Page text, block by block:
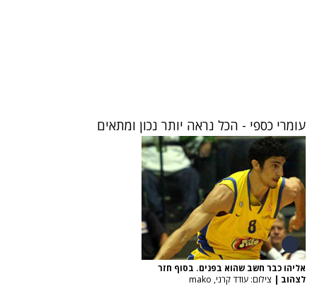
עומרי כספי - הכל נראה יותר נכון ומתאים
אליהו כבר חשב שהוא בפנים. בסוף חזר
לצהוב | צילום: עודד קרני, mako